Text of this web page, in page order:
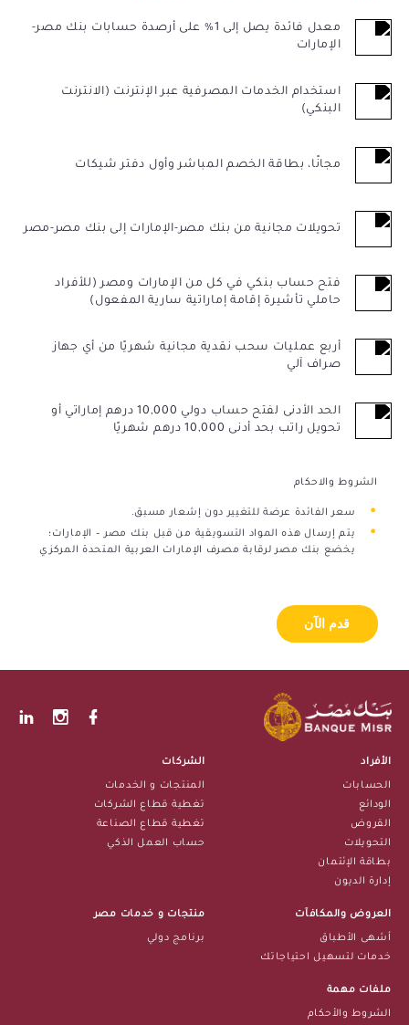
معدل فائدة يصل إلى 1% على أرصدة حسابات بنك مصر-
الإمارات
استخدام الخدمات المصرفية عبر الإنترنت (الانترنت
البنكي)
مجانًا، بطاقة الخصم المباشر وأول دفتر شيكات
تحويلات مجانية من بنك مصر-الإمارات إلى بنك مصر-مصر
فتح حساب بنكي في كل من الإمارات ومصر (للأفراد
حاملي تأشيرة إقامة إماراتية سارية المفعول)
أربع عمليات سحب نقدية مجانية شهريًا من أي جهاز
صراف آلي
الحد الأدنى لفتح حساب دولي 10,000 درهم إماراتي أو
تحويل راتب بحد أدنى 10,000 درهم شهريًا
الشروط والاحكام
سعر الفائدة عرضة للتغيير دون إشعار مسبق.
يتم إرسال هذه المواد التسويقية من قبل بنك مصر – الإمارات؛
يخضع بنك مصر لرقابة مصرف الإمارات العربية المتحدة المركزي
قدم الآن
الأفراد
الحسابات
الودائع
القروض
التحويلات
بطاقة الإئتمان
إدارة الديون
الشركات
المنتجات و الخدمات
تغطية قطاع الشركات
تغطية قطاع الصناعة
حساب العمل الذكي
العروض والمكافآت
أشهى الأطباق
خدمات لتسهيل احتياجاتك
منتجات و خدمات مصر
برنامج دولي
ملفات مهمة
الشروط والأحكام